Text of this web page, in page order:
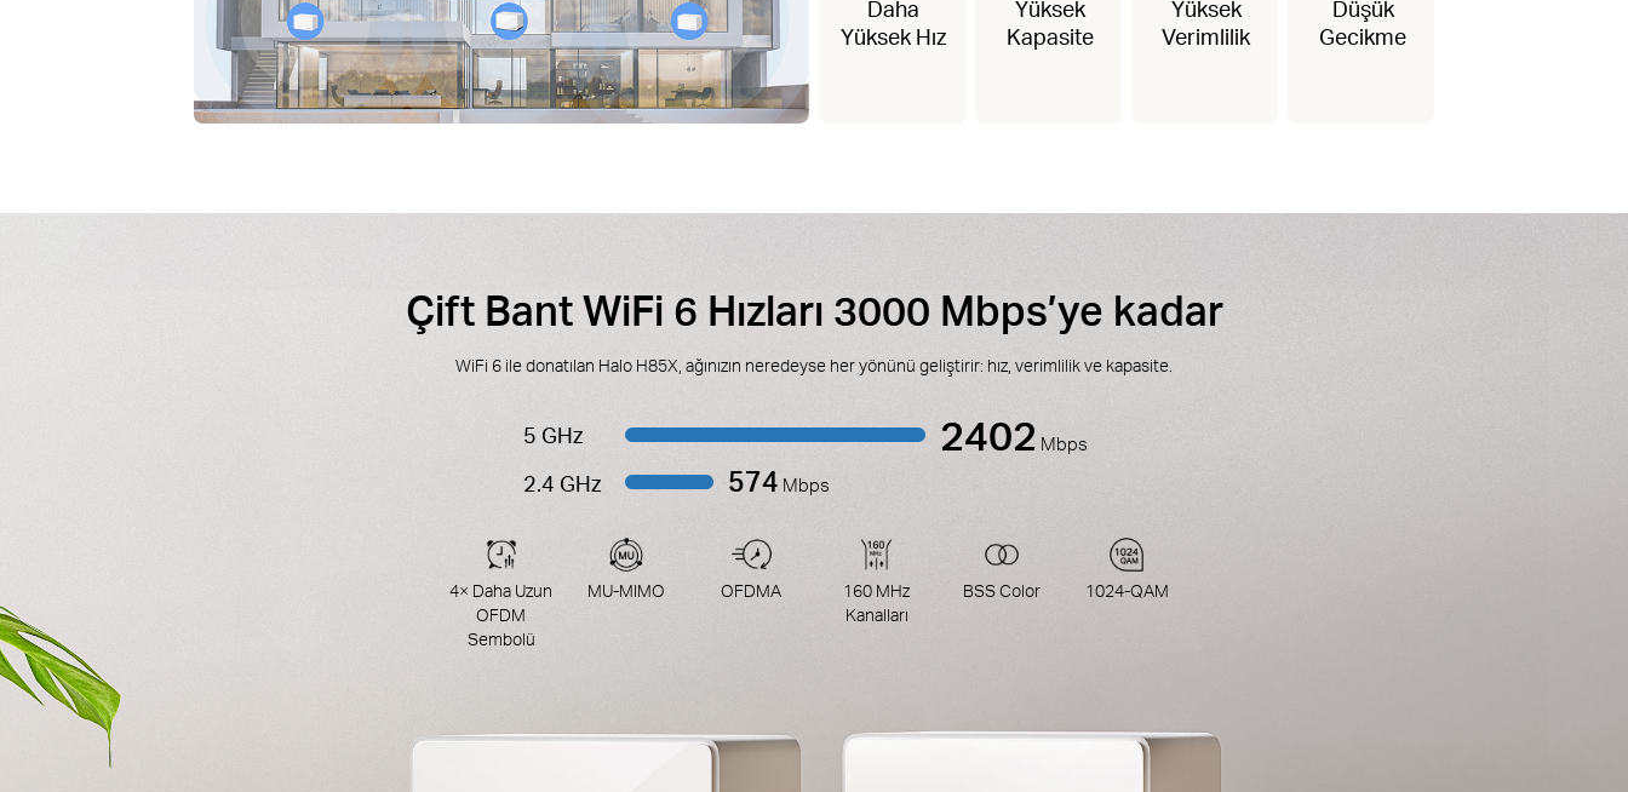
Daha
Yüksek Hız
Yüksek
Kapasite
Yüksek
Verimlilik
Düşük
Gecikme
Çift Bant WiFi 6 Hızları 3000 Mbps’ye kadar
WiFi 6 ile donatılan Halo H85X, ağınızın neredeyse her yönünü geliştirir: hız, verimlilik ve kapasite.
4× Daha Uzun
OFDM
Sembolü
MU-MIMO OFDMA
160 MHz
Kanalları
BSS Color 1024-QAM
5 GHz 2402 Mbps
2.4 GHz 574 Mbps